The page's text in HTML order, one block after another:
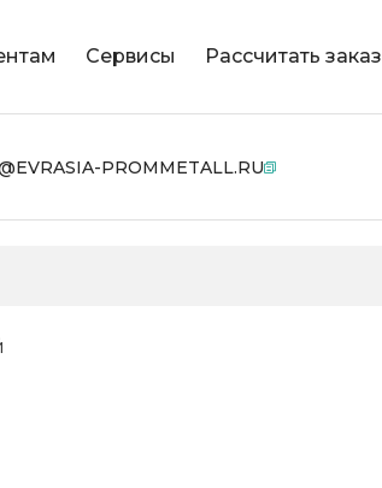
Сервисы Рассчитать заказ
PROMMETALL.RU